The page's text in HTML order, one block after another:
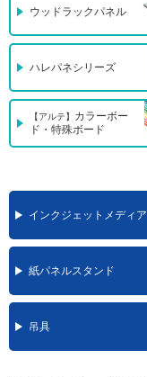
ウッドラックパネル
ハレパネシリーズ
【アルテ】 カラーボー
ド・特殊ボード
インクジェットメディア
紙パネルスタンド
吊具